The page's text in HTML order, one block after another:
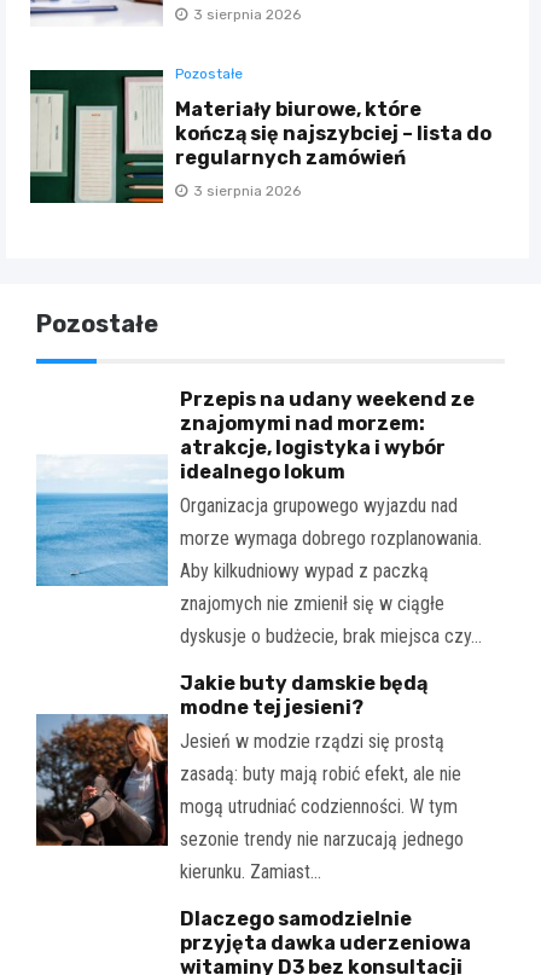
3 sierpnia 2026
Pozostałe
Materiały biurowe, które
kończą się najszybciej – lista do
regularnych zamówień
3 sierpnia 2026
Pozostałe
Przepis na udany weekend ze
znajomymi nad morzem:
atrakcje, logistyka i wybór
idealnego lokum
Organizacja grupowego wyjazdu nad
morze wymaga dobrego rozplanowania.
Aby kilkudniowy wypad z paczką
znajomych nie zmienił się w ciągłe
dyskusje o budżecie, brak miejsca czy…
Jakie buty damskie będą
modne tej jesieni?
Jesień w modzie rządzi się prostą
zasadą: buty mają robić efekt, ale nie
mogą utrudniać codzienności. W tym
sezonie trendy nie narzucają jednego
kierunku. Zamiast…
Dlaczego samodzielnie
przyjęta dawka uderzeniowa
witaminy D3 bez konsultacji